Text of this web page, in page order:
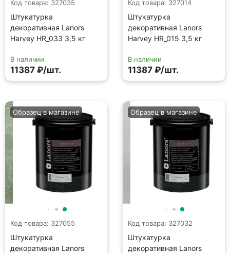
Код товара: 327035
Штукатурка
декоративная Lanors
Harvey HR_033 3,5 кг
В наличии
11387 ₽/шт.
Код товара: 327014
Штукатурка
декоративная Lanors
Harvey HR_015 3,5 кг
В наличии
11387 ₽/шт.
Код товара: 327055
Штукатурка
декоративная Lanors
Образец в магазине
Код товара: 327032
Штукатурка
декоративная Lanors
Образец в магазине